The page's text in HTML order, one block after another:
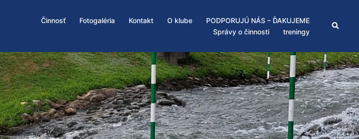
Činnosť Fotogaléria Kontakt O klube
PODPORUJÚ NÁS – ĎAKUJEME
Správy o činnosti
treningy
Search